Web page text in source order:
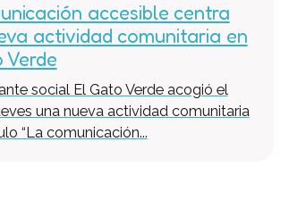
accesible centra
actividad comunitaria en
Verde
social El Gato Verde acogió el
una nueva actividad comunitaria
“La comunicación...